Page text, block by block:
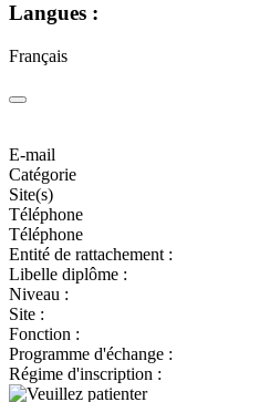
Langues :
Français
E-mail
Catégorie
Site(s)
Téléphone
Téléphone
Entité de rattachement :
Libelle diplôme :
Niveau :
Site :
Fonction :
Programme d'échange :
Régime d'inscription :